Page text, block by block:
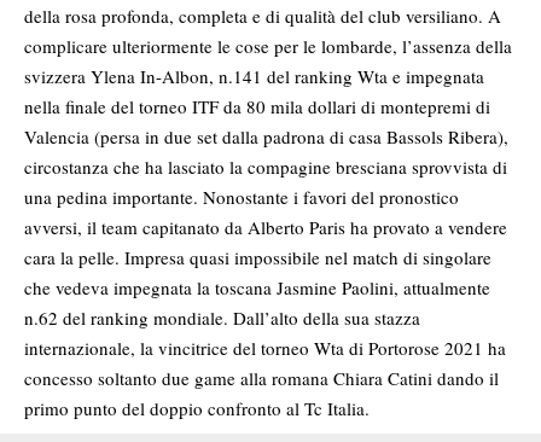
della rosa profonda, completa e di qualità del club versiliano. A
complicare ulteriormente le cose per le lombarde, l’assenza della
svizzera Ylena In-Albon, n.141 del ranking Wta e impegnata
nella finale del torneo ITF da 80 mila dollari di montepremi di
Valencia (persa in due set dalla padrona di casa Bassols Ribera),
circostanza che ha lasciato la compagine bresciana sprovvista di
una pedina importante. Nonostante i favori del pronostico
avversi, il team capitanato da Alberto Paris ha provato a vendere
cara la pelle. Impresa quasi impossibile nel match di singolare
che vedeva impegnata la toscana Jasmine Paolini, attualmente
n.62 del ranking mondiale. Dall’alto della sua stazza
internazionale, la vincitrice del torneo Wta di Portorose 2021 ha
concesso soltanto due game alla romana Chiara Catini dando il
primo punto del doppio confronto al Tc Italia.